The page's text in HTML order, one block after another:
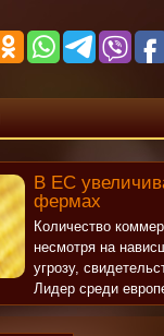
В ЕС
фермах
Количество
несмотря на
угрозу,
Лидер среди